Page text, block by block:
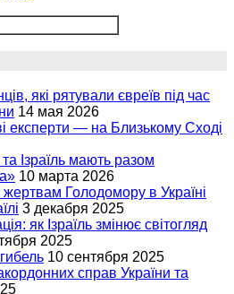
які рятували євреїв під час
14 мая 2026
експерти — на Близькому Сході
Ізраїль мають разом
10 марта 2026
Голодомору в Україні
3 декабря 2025
як Ізраїль змінює світогляд
2025
10 сентября 2025
справ України та